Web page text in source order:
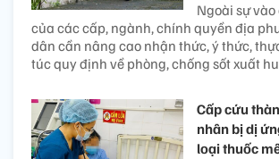
Ngoài sự
của các cấp, ngành, chính quyền địa
dân cần nâng cao nhận thức, ý thức,
túc quy định về phòng, chống sốt xuất
Cấp cứu
nhân bị dị
loại thuốc